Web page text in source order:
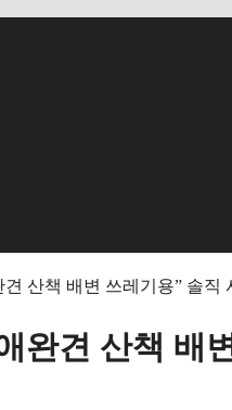
산책 배변 쓰레기용” 솔직
완견 산책 배